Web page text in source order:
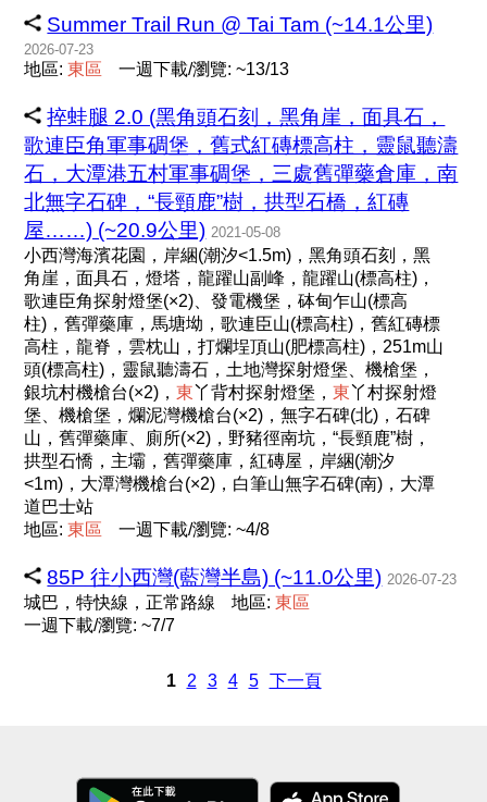
Summer Trail Run @ Tai Tam (~14.1公里)
2026-07-23
地區:東區 一週下載/瀏覽: ~13/13
捽蛙腿 2.0 (黑角頭石刻，黑角崖，面具石，
歌連臣角軍事碉堡，舊式紅磚標高柱，靈鼠聽濤
石，大潭港五村軍事碉堡，三處舊彈藥倉庫，南
北無字石碑，“長頸鹿”樹，拱型石橋，紅磚
屋……) (~20.9公里) 2021-05-08
小西灣海濱花園，岸綑(潮汐<1.5m)，黑角頭石刻，黑
角崖，面具石，燈塔，龍躍山副峰，龍躍山(標高柱)，
歌連臣角探射燈堡(×2)、發電機堡，砵甸乍山(標高
柱)，舊彈藥庫，馬塘坳，歌連臣山(標高柱)，舊紅磚標
高柱，龍脊，雲枕山，打爛埕頂山(肥標高柱)，251m山
頭(標高柱)，靈鼠聽濤石，土地灣探射燈堡、機槍堡，
銀坑村機槍台(×2)，東丫背村探射燈堡，東丫村探射燈
堡、機槍堡，爛泥灣機槍台(×2)，無字石碑(北)，石碑
山，舊彈藥庫、廁所(×2)，野豬徑南坑，“長頸鹿”樹，
拱型石憍，主壩，舊彈藥庫，紅磚屋，岸綑(潮汐
<1m)，大潭灣機槍台(×2)，白筆山無字石碑(南)，大潭
道巴士站
地區:東區 一週下載/瀏覽: ~4/8
85P 往小西灣(藍灣半島) (~11.0公里) 2026-07-23
城巴，特快線，正常路線 地區:東區
一週下載/瀏覽: ~7/7
1 2 3 4 5 下一頁